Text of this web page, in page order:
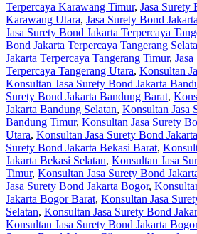
Terpercaya Karawang Timur, Jasa Surety
Karawang Utara, Jasa Surety Bond
Jasa Surety Bond Jakarta Terpercaya
Bond Jakarta Terpercaya Tangerang
Jakarta Terpercaya Tangerang Timur,
Terpercaya Tangerang Utara, Konsultan
Konsultan Jasa Surety Bond Jakarta
Surety Bond Jakarta Bandung Barat,
Jakarta Bandung Selatan, Konsultan Jasa
Bandung Timur, Konsultan Jasa Surety
Utara, Konsultan Jasa Surety Bond
Surety Bond Jakarta Bekasi Barat,
Jakarta Bekasi Selatan, Konsultan Jasa
Timur, Konsultan Jasa Surety Bond
Jasa Surety Bond Jakarta Bogor,
Jakarta Bogor Barat, Konsultan Jasa
Selatan, Konsultan Jasa Surety Bond
Konsultan Jasa Surety Bond Jakarta